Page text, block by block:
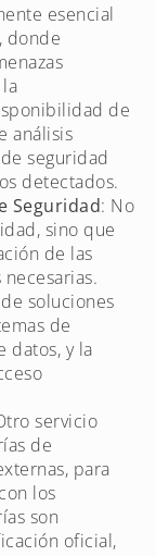
esencial
donde
de
análisis
seguridad
detectados.
Seguridad: No
sino que
de las
soluciones
de
datos, y la
servicio
de
para
los
son
oficial,